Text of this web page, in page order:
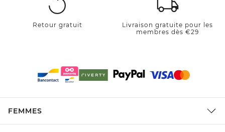
Retour gratuit
Livraison gratuite pour les
membres dès €29
FEMMES